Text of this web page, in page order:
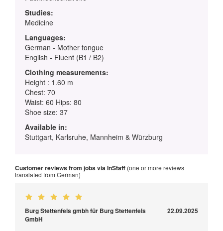
Studies:
Medicine
Languages:
German - Mother tongue
English - Fluent (B1 / B2)
Clothing measurements:
Height : 1.60 m
Chest: 70
Waist: 60 Hips: 80
Shoe size: 37
Available in:
Stuttgart, Karlsruhe, Mannheim & Würzburg
Customer reviews from jobs via InStaff (one or more reviews
translated from German)
Burg Stettenfels gmbh für Burg Stettenfels
GmbH
22.09.2025